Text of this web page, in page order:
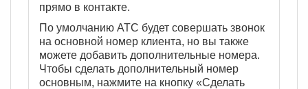
прямо в контакте.
По умолчанию АТС будет совершать звонок
на основной номер клиента, но вы также
можете добавить дополнительные номера.
Чтобы сделать дополнительный номер
основным, нажмите на кнопку «Сделать